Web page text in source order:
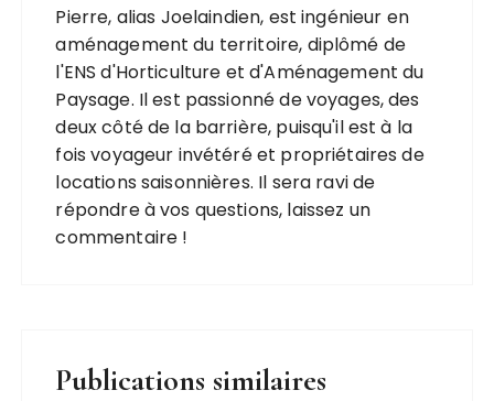
Pierre, alias Joelaindien, est ingénieur en
aménagement du territoire, diplômé de
l'ENS d'Horticulture et d'Aménagement du
Paysage. Il est passionné de voyages, des
deux côté de la barrière, puisqu'il est à la
fois voyageur invétéré et propriétaires de
locations saisonnières. Il sera ravi de
répondre à vos questions, laissez un
commentaire !
Publications similaires